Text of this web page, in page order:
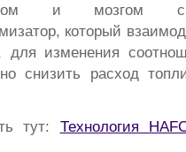
и мозгом
который
для изменения
снизить расход
тут: Технология